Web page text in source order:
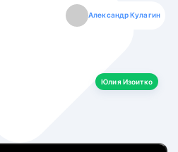
Александр Кулагин
Юлия Изоитко
Даниил Макаров
Екатерина Лазаренко
Борис Кашко
Юлия Изоитко